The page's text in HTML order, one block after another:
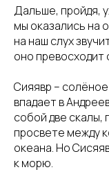
Дальше, пройдя,
мы оказались на
на наш слух
оно превосходит
Сияявр –
впадает в
собой две
просвете между
океана. Но
к морю.